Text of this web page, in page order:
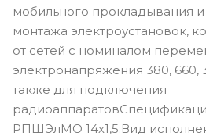
мобильного прокладывания и
монтажа электроустановок,
от сетей с номиналом
электронапряжения 380, 660,
также для подключения
РПШЭлМО 14х1,5:Вид